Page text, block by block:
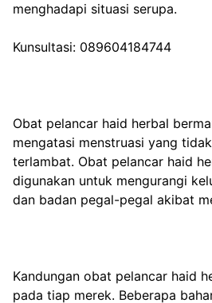
menghadapi situasi serupa.
Kunsultasi: 089604184744
Obat pelancar haid herbal
mengatasi menstruasi yang
terlambat. Obat pelancar haid
digunakan untuk mengurangi
dan badan pegal-pegal akibat
Kandungan obat pelancar haid
pada tiap merek. Beberapa